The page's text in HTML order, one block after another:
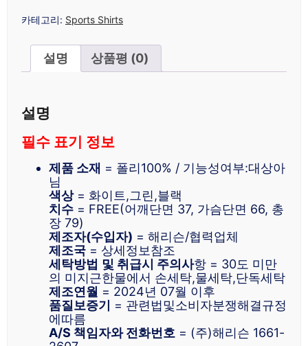
카테고리: Sports Shirts
설명 상품평 (0)
설명
필수 표기 정보
제품 소재 = 폴리100% / 기능성여부:대상아
님
색상= 화이트,그린,블랙
치수 = FREE(어깨단면 37, 가슴단면 66, 총
장 79)
제조자(수입자) = 해리슨/협력업체
제조국 = 상세정보참조
세탁방법 및 취급시 주의사항 = 30도 미만
의 미지근한물에서 손세탁,물세탁,단독세탁
제조연월 = 2024년 07월 이후
품질보증기 = 관련법및소비자분쟁해결규정
에따름
A/S 책임자와 전화번호 = (주)해리슨 1661-